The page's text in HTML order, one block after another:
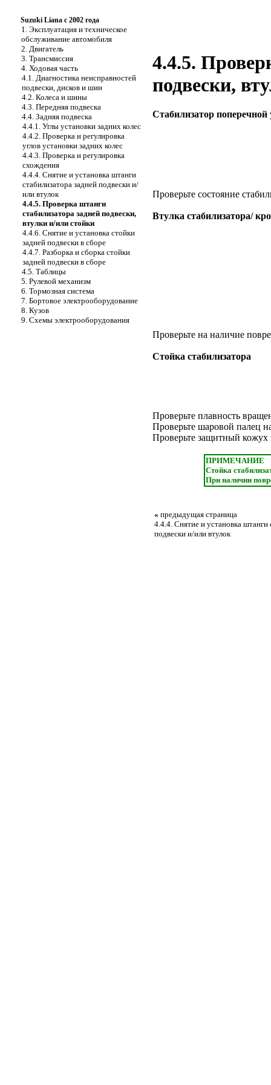
Suzuki Liana с 2002 года
1. Эксплуатация и техническое
обслуживание автомобиля
2. Двигатель
3. Трансмиссия
4. Ходовая часть
4.1. Диагностика неисправностей
подвески, дисков и шин
4.2. Колеса и шины
4.3. Передняя подвеска
4.4. Задняя подвеска
4.4.1. Углы установки задних колес
4.4.2. Проверка и регулировка
углов установки задних колес
4.4.3. Проверка и регулировка
схождения
4.4.4. Снятие и установка штанги
стабилизатора задней подвески и/
или втулок
4.4.5. Проверка штанги
стабилизатора задней подвески,
втулки и/или стойки
4.4.6. Снятие и установка стойки
задней подвески в сборе
4.4.7. Разборка и сборка стойки
задней подвески в сборе
4.5. Таблицы
5. Рулевой механизм
6. Тормозная система
7. Бортовое электрооборудование
8. Кузов
9. Схемы электрооборудования
4.4.5.
подвески,
Стабилизатор поперечной
Проверьте состояние
Втулка стабилизатора/
Проверьте на наличие
Стойка стабилизатора
Проверьте плавность
Проверьте шаровой палец
Проверьте защитный
ПРИМЕЧАНИЕ
Стойка
При наличии
« предыдущая страница
4.4.4. Снятие и установка штанги
подвески и/или втулок